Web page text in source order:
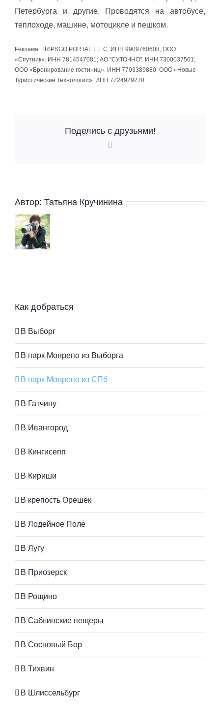
Петербурга и другие. Проводятся на автобусе,
теплоходе, машине, мотоцикле и пешком.
Реклама. TRIPSGO PORTAL L.L.C. ИНН 9909760608; ООО
«Спутник». ИНН 7814547081; АО "СУТОЧНО". ИНН 7300037501;
ООО «Бронирование гостиниц». ИНН 7703389880; ООО «Новые
Туристические Технологии». ИНН 7724929270.
Поделись с друзьями!
Автор: Татьяна Кручинина
Как добраться
В Выборг
В парк Монрепо из Выборга
В парк Монрепо из СПб
В Гатчину
В Ивангород
В Кингисепп
В Кириши
В крепость Орешек
В Лодейное Поле
В Лугу
В Приозерск
В Рощино
В Саблинские пещеры
В Сосновый Бор
В Тихвин
В Шлиссельбург